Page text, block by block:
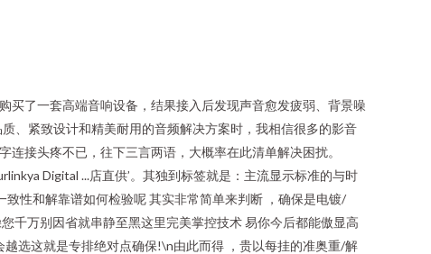
了一套高端音响设备，结果接入后发现声音愈发疲弱、背景噪
、紧致设计和精美耐用的音频解决方案时，我相信很多的影音
接头疼不已，往下三言两语，大概率在此清单解决困扰。
Digital ...店直供’。其独到标签就是：主流显示标准的与时
性和解靠谱如何检验呢 其实非常简单来判断 ，确保是电镀/
千万别因省就串静至黑这里完美掌控技术 易你今后都能傲显高
选这就是专排绝对点确保!\n由此而得 ，贵以每挂的准奥重/解